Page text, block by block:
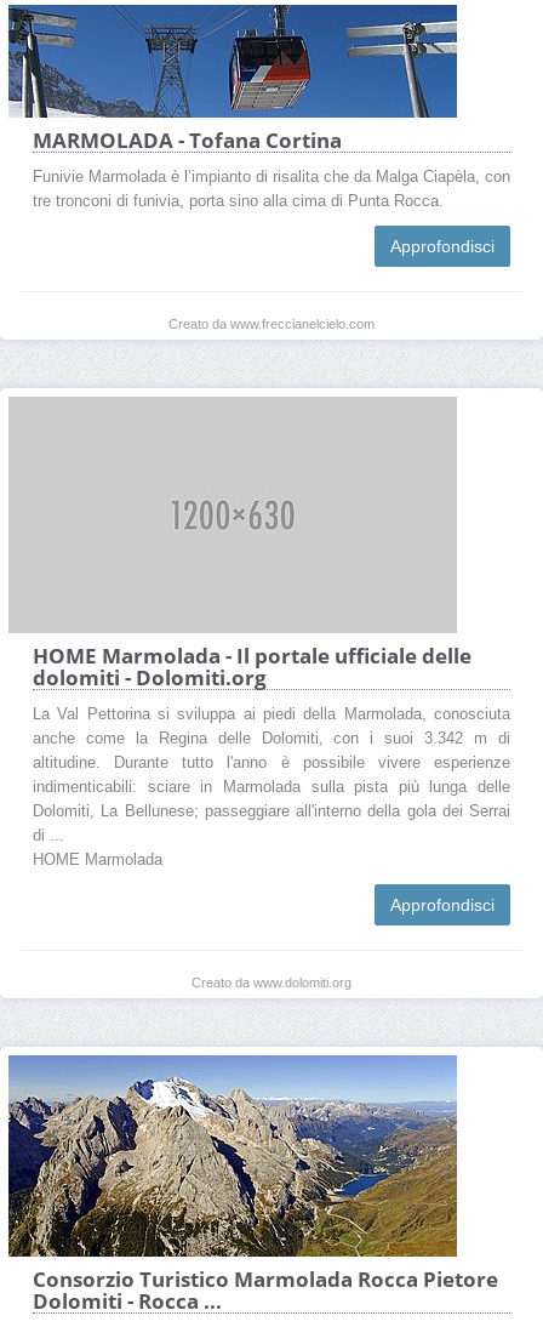
MARMOLADA - Tofana Cortina
Funivie Marmolada è l’impianto di risalita che da Malga Ciapèla, con
tre tronconi di funivia, porta sino alla cima di Punta Rocca.
Approfondisci
Creato da www.freccianelcielo.com
HOME Marmolada - Il portale ufficiale delle
dolomiti - Dolomiti.org
La Val Pettorina si sviluppa ai piedi della Marmolada, conosciuta
anche come la Regina delle Dolomiti, con i suoi 3.342 m di
altitudine. Durante tutto l'anno è possibile vivere esperienze
indimenticabili: sciare in Marmolada sulla pista più lunga delle
Dolomiti, La Bellunese; passeggiare all'interno della gola dei Serrai
di ...
HOME Marmolada
Approfondisci
Creato da www.dolomiti.org
Consorzio Turistico Marmolada Rocca Pietore
Dolomiti - Rocca ...